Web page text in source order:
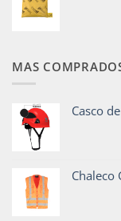
MAS
Casco
Chaleco